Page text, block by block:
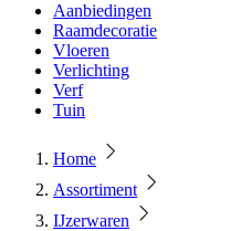
Aanbiedingen
Raamdecoratie
Vloeren
Verlichting
Verf
Tuin
Home
Assortiment
IJzerwaren